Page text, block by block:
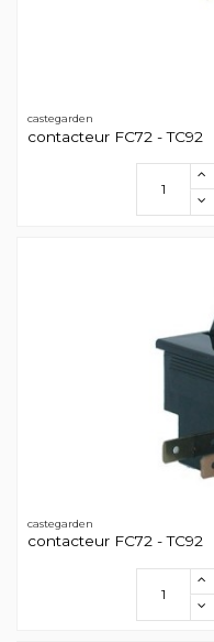
castegarden
contacteur FC72 - TC92
castegarden
contacteur FC72 - TC92